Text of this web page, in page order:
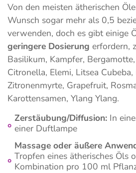
Von den meisten ätherischen
Wunsch sogar mehr als 0,5
verwenden, doch es gibt einige
geringere Dosierung erfordern,
Basilikum, Kampfer,
Citronella, Elemi, Litsea
Zitronenmyrte, Grapefruit,
Karottensamen, Ylang Ylang.
Zerstäubung/Diffusion: In
einer Duftlampe
Massage oder äußere
Tropfen eines ätherisches Öls
Kombination pro 100 ml